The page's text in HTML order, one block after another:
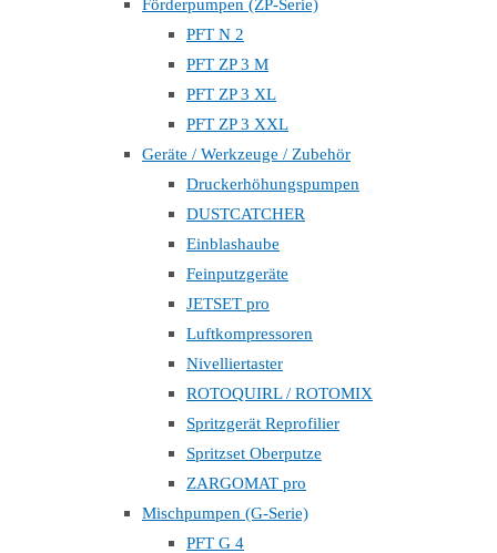
Förderpumpen (ZP-Serie)
PFT N 2
PFT ZP 3 M
PFT ZP 3 XL
PFT ZP 3 XXL
Geräte / Werkzeuge / Zubehör
Druckerhöhungspumpen
DUSTCATCHER
Einblashaube
Feinputzgeräte
JETSET pro
Luftkompressoren
Nivelliertaster
ROTOQUIRL / ROTOMIX
Spritzgerät Reprofilier
Spritzset Oberputze
ZARGOMAT pro
Mischpumpen (G-Serie)
PFT G 4